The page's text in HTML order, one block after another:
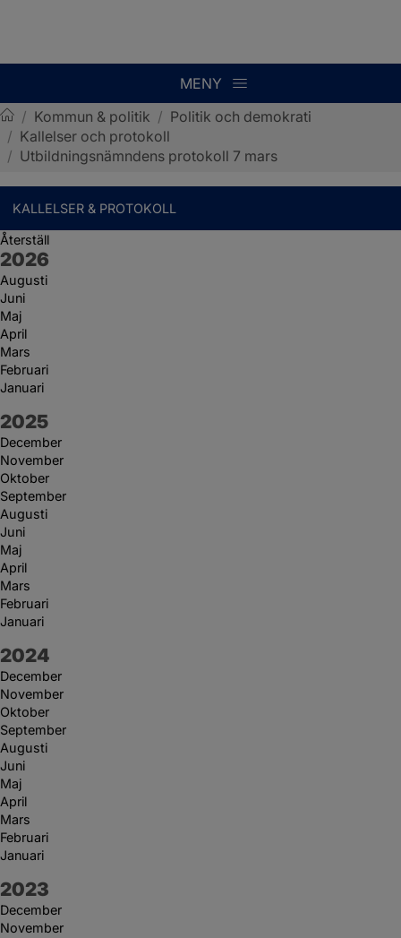
MENY
Sotenäs kommun
/ Kommun & politik / Politik och demokrati
/ Kallelser och protokoll
/ Utbildningsnämndens protokoll 7 mars
KALLELSER & PROTOKOLL
Återställ
År:
2026
Augusti
Juni
Maj
April
Mars
Februari
Januari
År:
2025
December
November
Oktober
September
Augusti
Juni
Maj
April
Mars
Februari
Januari
År:
2024
December
November
Oktober
September
Augusti
Juni
Maj
April
Mars
Februari
Januari
År:
2023
December
November